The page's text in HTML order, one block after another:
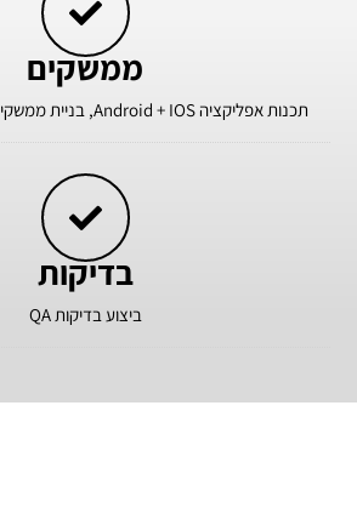
ממשקים
תכנות אפליקציה Android + IOS, בניית ממשקי API, וחיבורים לצד ג'
בדיקות
ביצוע בדיקות QA